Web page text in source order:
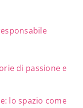
di passione e
lo spazio come